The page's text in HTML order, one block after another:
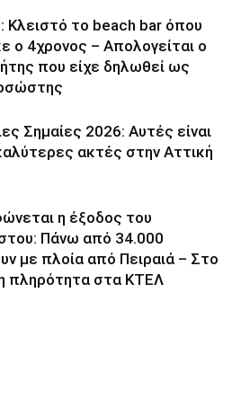
Κλειστό το beach bar όπου
ο 4χρονος – Απολογείται ο
που είχε δηλωθεί ως
Σημαίες 2026: Αυτές είναι
ακτές στην Αττική
η έξοδος του
Πάνω από 34.000
με πλοία από Πειραιά – Στο
πληρότητα στα ΚΤΕΛ